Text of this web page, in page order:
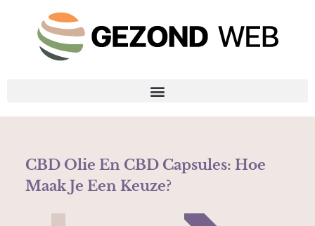
CBD Olie En CBD Capsules: Hoe
Maak Je Een Keuze?